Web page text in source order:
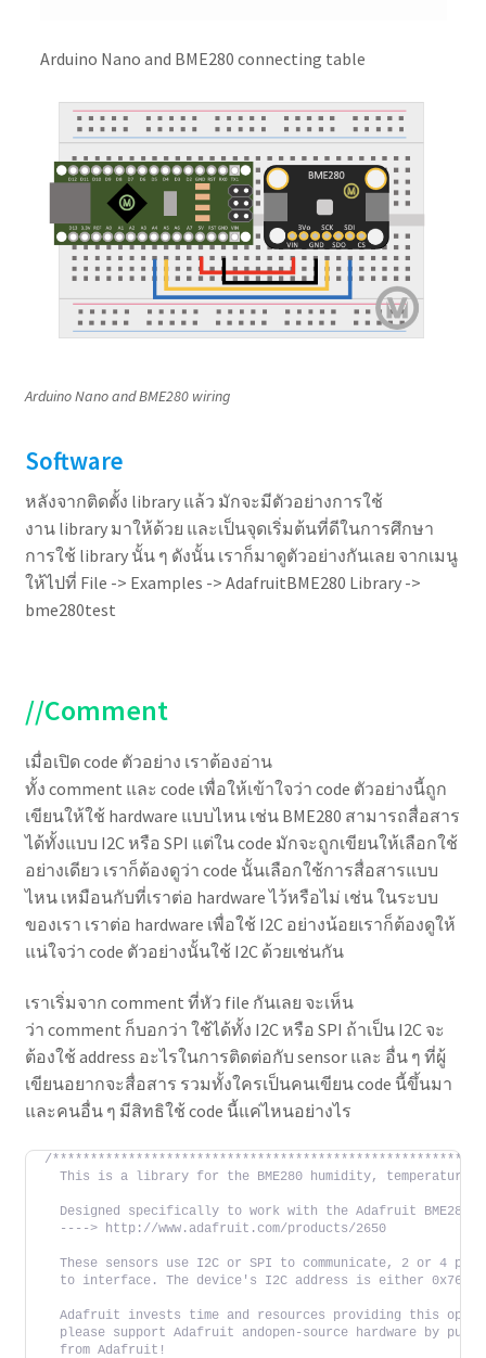
Arduino Nano and BME280 connecting table
Arduino Nano and BME280 wiring
Software
หลังจากติดตั้ง library แล้ว มักจะมีตัวอย่างการใช้
งาน library มาให้ด้วย และเป็นจุดเริ่มต้นที่ดีในการศึกษา
การใช้ library นั้น ๆ ดังนั้น เราก็มาดูตัวอย่างกันเลย จากเมนู
ให้ไปที่ File -> Examples -> AdafruitBME280 Library ->
bme280test
//Comment
เมื่อเปิด code ตัวอย่าง เราต้องอ่าน
ทั้ง comment และ code เพื่อให้เข้าใจว่า code ตัวอย่างนี้ถูก
เขียนให้ใช้ hardware แบบไหน เช่น BME280 สามารถสื่อสาร
ได้ทั้งแบบ I2C หรือ SPI แต่ใน code มักจะถูกเขียนให้เลือกใช้
อย่างเดียว เราก็ต้องดูว่า code นั้นเลือกใช้การสื่อสารแบบ
ไหน เหมือนกับที่เราต่อ hardware ไว้หรือไม่ เช่น ในระบบ
ของเรา เราต่อ hardware เพื่อใช้ I2C อย่างน้อยเราก็ต้องดูให้
แน่ใจว่า code ตัวอย่างนั้นใช้ I2C ด้วยเช่นกัน
เราเริ่มจาก comment ที่หัว file กันเลย จะเห็น
ว่า comment ก็บอกว่า ใช้ได้ทั้ง I2C หรือ SPI ถ้าเป็น I2C จะ
ต้องใช้ address อะไรในการติดต่อกับ sensor และ อื่น ๆ ที่ผู้
เขียนอยากจะสื่อสาร รวมทั้งใครเป็นคนเขียน code นี้ขึ้นมา
และคนอื่น ๆ มีสิทธิใช้ code นี้แค่ไหนอย่างไร
/
This is a library for the BME280 humidity, temperature
Designed specifically to work with the Adafruit BME280
  ----> http://www.adafruit.com/products/2650
These sensors use I2C or SPI to communicate, 2 or 4
to interface. The device's I2C address is either 0x76
Adafruit invests time and resources providing this open
please support Adafruit andopen-source hardware by
  from Adafruit!